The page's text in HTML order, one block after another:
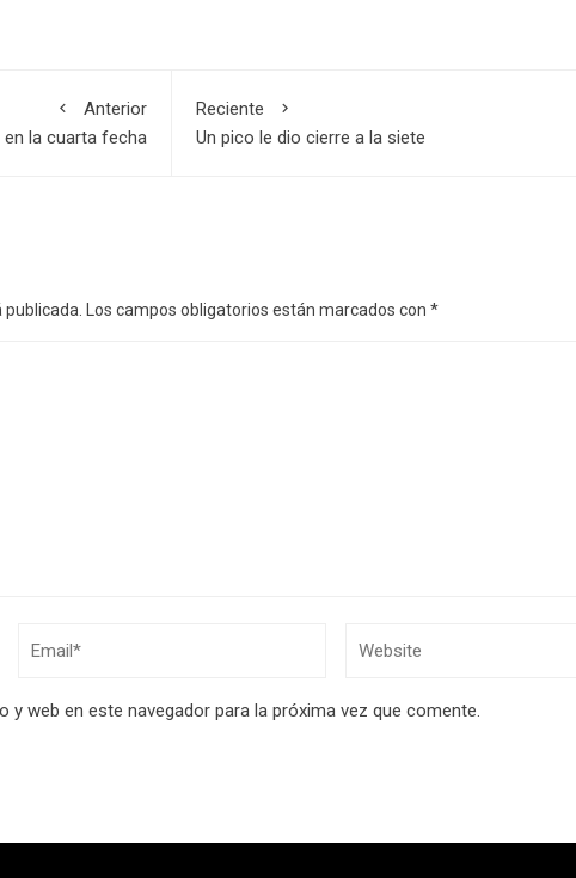
Anterior
la cuarta fecha
Reciente
Un pico le dio cierre a la siete
publicada. Los campos obligatorios están marcados con *
y web en este navegador para la próxima vez que comente.